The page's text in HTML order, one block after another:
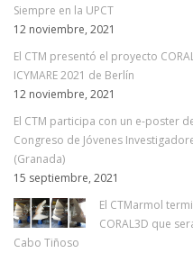
Siempre en la UPCT
12 noviembre, 2021
El CTM presentó el proyecto
ICYMARE 2021 de Berlín
12 noviembre, 2021
El CTM participa con un e-poster
Congreso de Jóvenes
(Granada)
15 septiembre, 2021
El CTMarmol
CORAL3D que
Cabo Tiñoso